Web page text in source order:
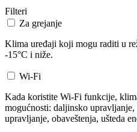
Filteri
Za grejanje
Klima uređaji koji mogu raditi u
-15°C i niže.
Wi-Fi
Kada koristite Wi-Fi funkcije,
mogućnosti: daljinsko upravljanje,
upravljanje, obaveštenja, ušteda